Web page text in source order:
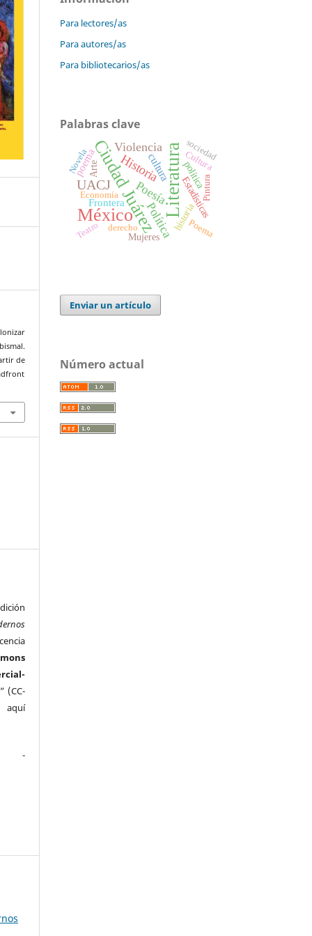
de
” (CC-
aquí
Para lectores/as
Para autores/as
Para bibliotecarios/as
Palabras clave
Literatura
Ciudad Juárez
México
UACJ Historia
Poesía
Violencia
Política
cultura
poema
Frontera Estadísticas
política
historia
Cultura
Poema
Arte
Mujeres
sociedad
derecho
Teatro
Economía Pintura
Novela
Enviar un artículo
Número actual